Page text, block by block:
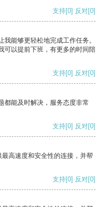
支持[0] 反对[0]
能够更轻松地完成工作任务。
可以提前下班，有更多的时间陪
支持[0] 反对[0]
都能及时解决，服务态度非常
支持[0] 反对[0]
高速度和安全性的连接，并帮
支持[0] 反对[0]